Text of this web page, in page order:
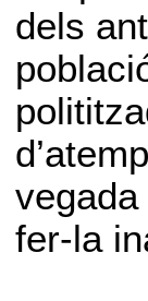
dels
fer-la